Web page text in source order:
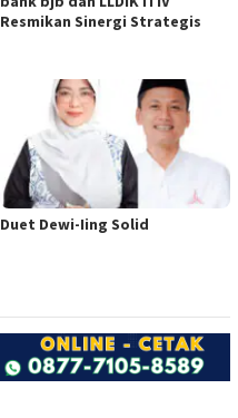
Resmikan Sinergi Strategis
Duet Dewi-Iing Solid